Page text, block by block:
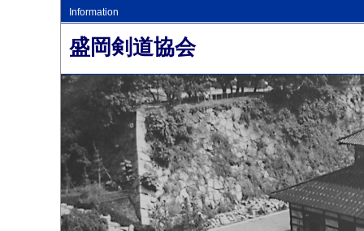
Information
盛岡剣道協会